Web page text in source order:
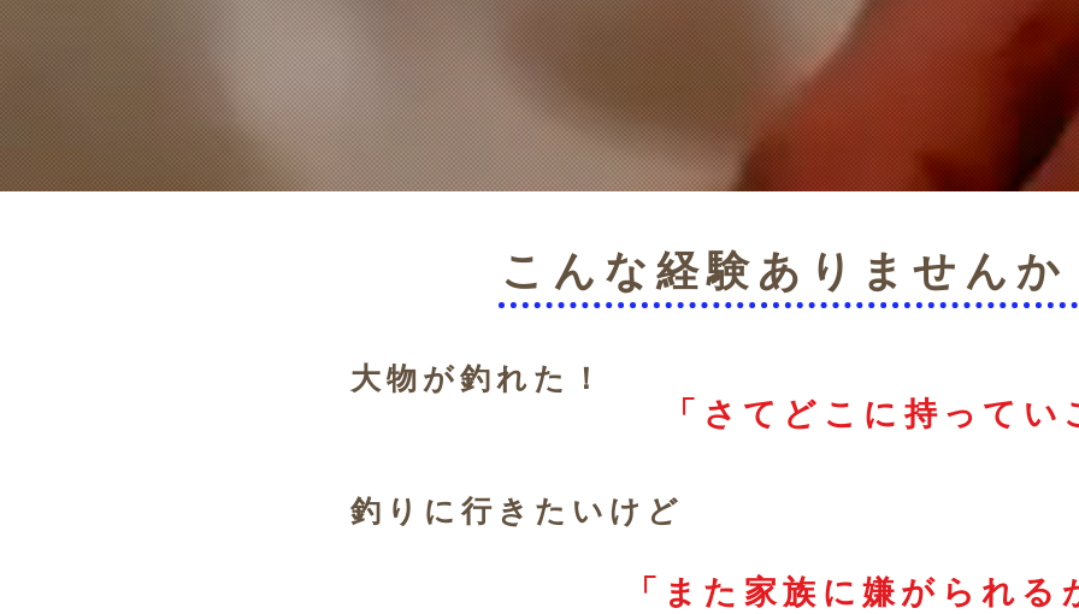
こんな経験ありませんか
​大物が釣れた！
「さてどこに持ってい
​釣りに行きたいけど
「また家族に嫌がられる